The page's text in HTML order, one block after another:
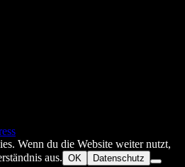
Wenn du die Website weiter nutzt,
aus. OK Datenschutz